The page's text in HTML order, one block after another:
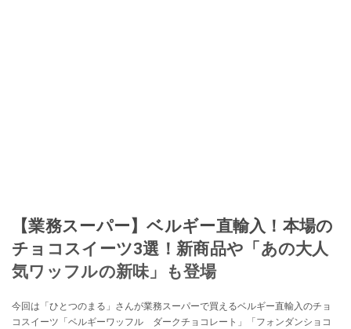
【業務スーパー】ベルギー直輸入！本場の
チョコスイーツ3選！新商品や「あの大人
気ワッフルの新味」も登場
今回は「ひとつのまる」さんが業務スーパーで買えるベルギー直輸入のチョ
コスイーツ「ベルギーワッフル ダークチョコレート」「フォンダンショコ